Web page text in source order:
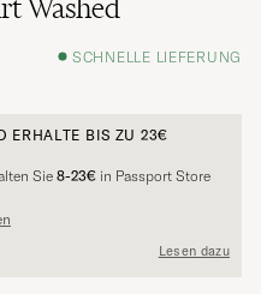
Washed
SCHNELLE LIEFERUNG
ERHALTE BIS ZU 23€
Sie8-23€ in Passport Store
Lesen dazu